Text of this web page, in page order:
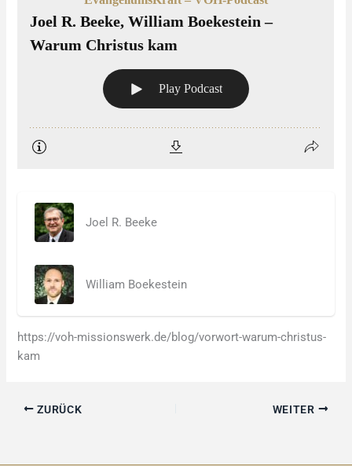
Joel R. Beeke
William Boekestein
https://voh-missionswerk.de/blog/vorwort-warum-christus-
kam
ZURÜCK WEITER